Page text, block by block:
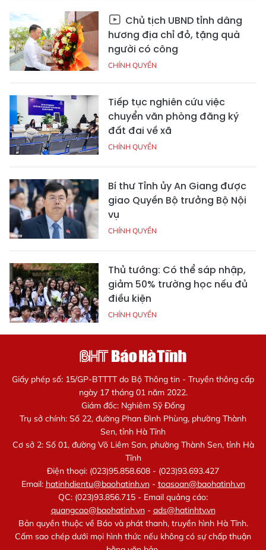
Chủ tịch UBND tỉnh dâng
hương địa chỉ đỏ, tặng quà
người có công
CHÍNH QUYỀN
Tiếp tục nghiên cứu việc
chuyển văn phòng đăng ký
đất đai về xã
CHÍNH QUYỀN
Bí thư Tỉnh ủy An Giang được
giao Quyền Bộ trưởng Bộ Nội
vụ
CHÍNH QUYỀN
Thủ tướng: Có thể sáp nhập,
giảm 50% trường học nếu đủ
điều kiện
CHÍNH QUYỀN
Giấy phép số: 15/GP-BTTTT do Bộ Thông tin - Truyền thông cấp
ngày 17 tháng 01 năm 2022.
Giám đốc: Nghiêm Sỹ Đống
Trụ sở chính: Số 22, đường Phan Đình Phùng, phường Thành
Sen, tỉnh Hà Tĩnh
Cơ sở 2: Số 01, đường Võ Liêm Sơn, phường Thành Sen, tỉnh Hà
Tĩnh
Điện thoại: (023)95.858.608 - (023)93.693.427
Email: hatinhdientu@baohatinh.vn- toasoan@baohatinh.vn
QC: (023)93.856.715 - Email quảng cáo:
quangcao@baohatinh.vn- ads@hatinhtv.vn
Bản quyền thuộc về Báo và phát thanh, truyền hình Hà Tĩnh.
Cấm sao chép dưới mọi hình thức nếu không có sự chấp thuận